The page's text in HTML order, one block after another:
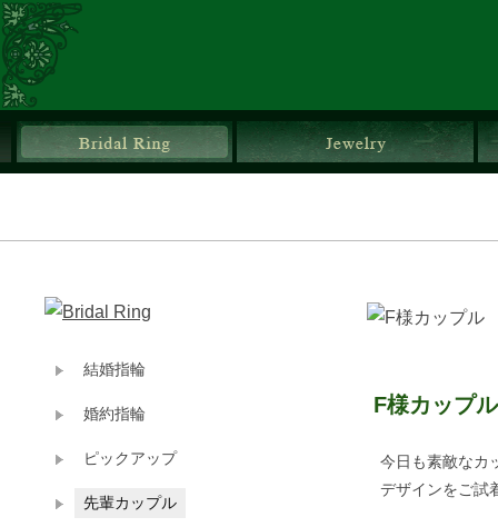
ブライダルリング
F様カップ
今日も素敵なカ
デザインをご試
結婚指輪
婚約指輪
ピックアップ
先輩カップル